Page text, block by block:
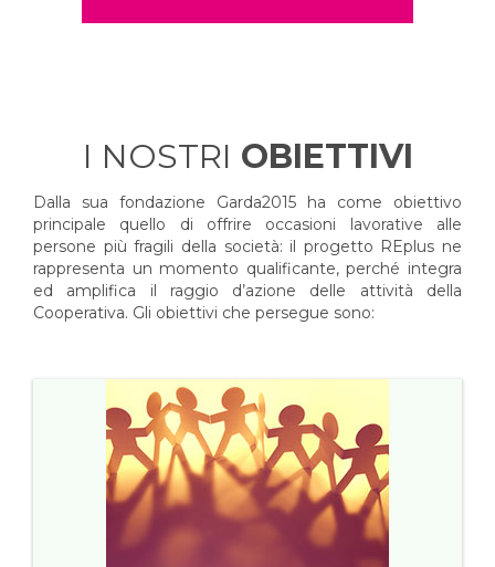
I NOSTRI OBIETTIVI
Dalla sua fondazione Garda2015 ha come obiettivo
principale quello di offrire occasioni lavorative alle
persone più fragili della società: il progetto REplus ne
rappresenta un momento qualificante, perché integra
ed amplifica il raggio d’azione delle attività della
Cooperativa. Gli obiettivi che persegue sono: